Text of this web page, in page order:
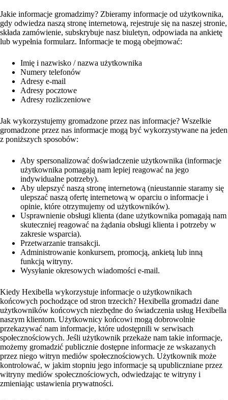
Jakie informacje gromadzimy? Zbieramy informacje od użytkownika,
gdy odwiedza naszą stronę internetową, rejestruje się na naszej stronie,
składa zamówienie, subskrybuje nasz biuletyn, odpowiada na ankietę
lub wypełnia formularz. Informacje te mogą obejmować:
Imię i nazwisko / nazwa użytkownika
Numery telefonów
Adresy e-mail
Adresy pocztowe
Adresy rozliczeniowe
Jak wykorzystujemy gromadzone przez nas informacje? Wszelkie
gromadzone przez nas informacje mogą być wykorzystywane na jeden
z poniższych sposobów:
Aby spersonalizować doświadczenie użytkownika (informacje
użytkownika pomagają nam lepiej reagować na jego
indywidualne potrzeby).
Aby ulepszyć naszą stronę internetową (nieustannie staramy się
ulepszać naszą ofertę internetową w oparciu o informacje i
opinie, które otrzymujemy od użytkowników).
Usprawnienie obsługi klienta (dane użytkownika pomagają nam
skuteczniej reagować na żądania obsługi klienta i potrzeby w
zakresie wsparcia).
Przetwarzanie transakcji.
Administrowanie konkursem, promocją, ankietą lub inną
funkcją witryny.
Wysyłanie okresowych wiadomości e-mail.
Kiedy Hexibella wykorzystuje informacje o użytkownikach
końcowych pochodzące od stron trzecich? Hexibella gromadzi dane
użytkowników końcowych niezbędne do świadczenia usług Hexibella
naszym klientom. Użytkownicy końcowi mogą dobrowolnie
przekazywać nam informacje, które udostępnili w serwisach
społecznościowych. Jeśli użytkownik przekaże nam takie informacje,
możemy gromadzić publicznie dostępne informacje ze wskazanych
przez niego witryn mediów społecznościowych. Użytkownik może
kontrolować, w jakim stopniu jego informacje są upubliczniane przez
witryny mediów społecznościowych, odwiedzając te witryny i
zmieniając ustawienia prywatności.